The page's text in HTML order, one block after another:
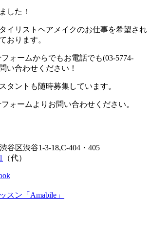
した！
イリストヘアメイクのお仕事を希望され
おります。
ォームからでもお電話でも(03-5774-
い合わせください！
タントも随時募集しています。
ォームよりお問い合わせください。
谷区渋谷1-3-18,C-404・405
（代）